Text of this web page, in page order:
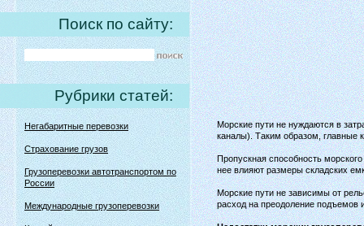
Поиск по сайту:
Рубрики статей:
Негабаритные перевозки
Страхование грузов
Грузоперевозки автотранспортом по
России
Международные грузоперевозки
Морские пути не нуждаются в
каналы). Таким образом, главные
Пропускная способность
нее влияют размеры складских
Морские пути не зависимы от
расход на преодоление подъемов